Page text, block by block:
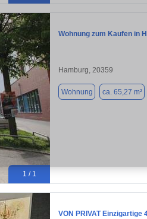
1 / 1
Wohnung zum Kaufen in
Hamburg, 20359
Wohnung ca. 65,27 m²
VON PRIVAT Einzigartige